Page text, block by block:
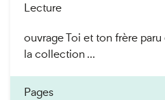
Lecture
ouvrage Toi et ton frère
la collection ...
Pages